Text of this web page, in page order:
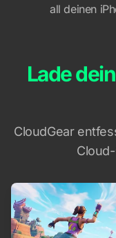
all deinen
Lade
CloudGear